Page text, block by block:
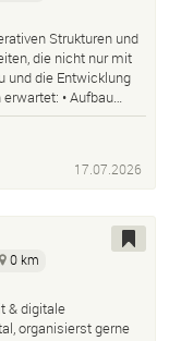
Strukturen und
die nicht nur mit
und die Entwicklung
• Aufbau…
17.07.2026
0 km
& digitale
organisierst gerne